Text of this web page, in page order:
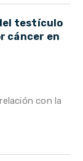
testículo
cáncer en
con la